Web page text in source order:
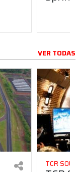
VER TODAS
TCR